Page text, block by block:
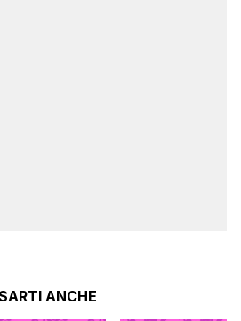
ANCHE